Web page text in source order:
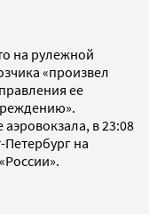
на рулежной
«произвел
ее
в 23:08
Петербург на